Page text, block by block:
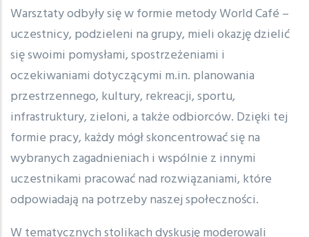
Warsztaty odbyły się w formie metody World Café –
uczestnicy, podzieleni na grupy, mieli okazję dzielić
się swoimi pomysłami, spostrzeżeniami i
oczekiwaniami dotyczącymi m.in. planowania
przestrzennego, kultury, rekreacji, sportu,
infrastruktury, zieloni, a także odbiorców. Dzięki tej
formie pracy, każdy mógł skoncentrować się na
wybranych zagadnieniach i wspólnie z innymi
uczestnikami pracować nad rozwiązaniami, które
odpowiadają na potrzeby naszej społeczności.